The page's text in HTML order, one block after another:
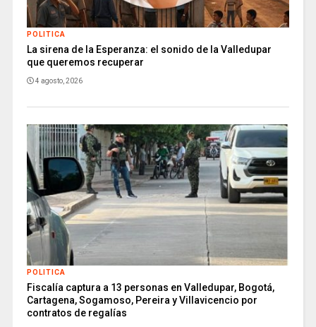
POLITICA
La sirena de la Esperanza: el sonido de la Valledupar
que queremos recuperar
4 agosto, 2026
POLITICA
Fiscalía captura a 13 personas en Valledupar, Bogotá,
Cartagena, Sogamoso, Pereira y Villavicencio por
contratos de regalías